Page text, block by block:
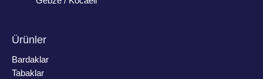
Ürünler
Bardaklar
Tabaklar